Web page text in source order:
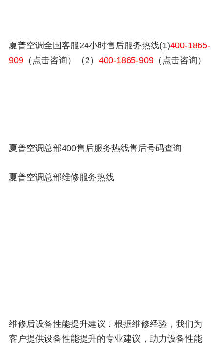
夏普空调全国客服24小时售后服务热线(1)400-1865-
909 （点击咨询）（2） 400-1865-909 （点击咨询）
夏普空调总部400售后服务热线售后号码查询
夏普空调总部维修服务热线
维修后设备性能提升建议：根据维修经验，我们为
客户提供设备性能提升的专业建议，助力设备性能